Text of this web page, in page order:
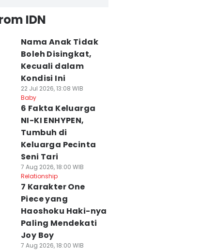
IDN
Nama Anak Tidak
Boleh Disingkat,
Kecuali dalam
Kondisi Ini
22 Jul 2026, 13:08 WIB
Baby
6 Fakta Keluarga
NI-KI ENHYPEN,
Tumbuh di
Keluarga Pecinta
Seni Tari
7 Aug 2026, 18:00 WIB
Relationship
7 Karakter One
Piece yang
Haoshoku Haki-nya
Paling Mendekati
Joy Boy
7 Aug 2026, 18:00 WIB